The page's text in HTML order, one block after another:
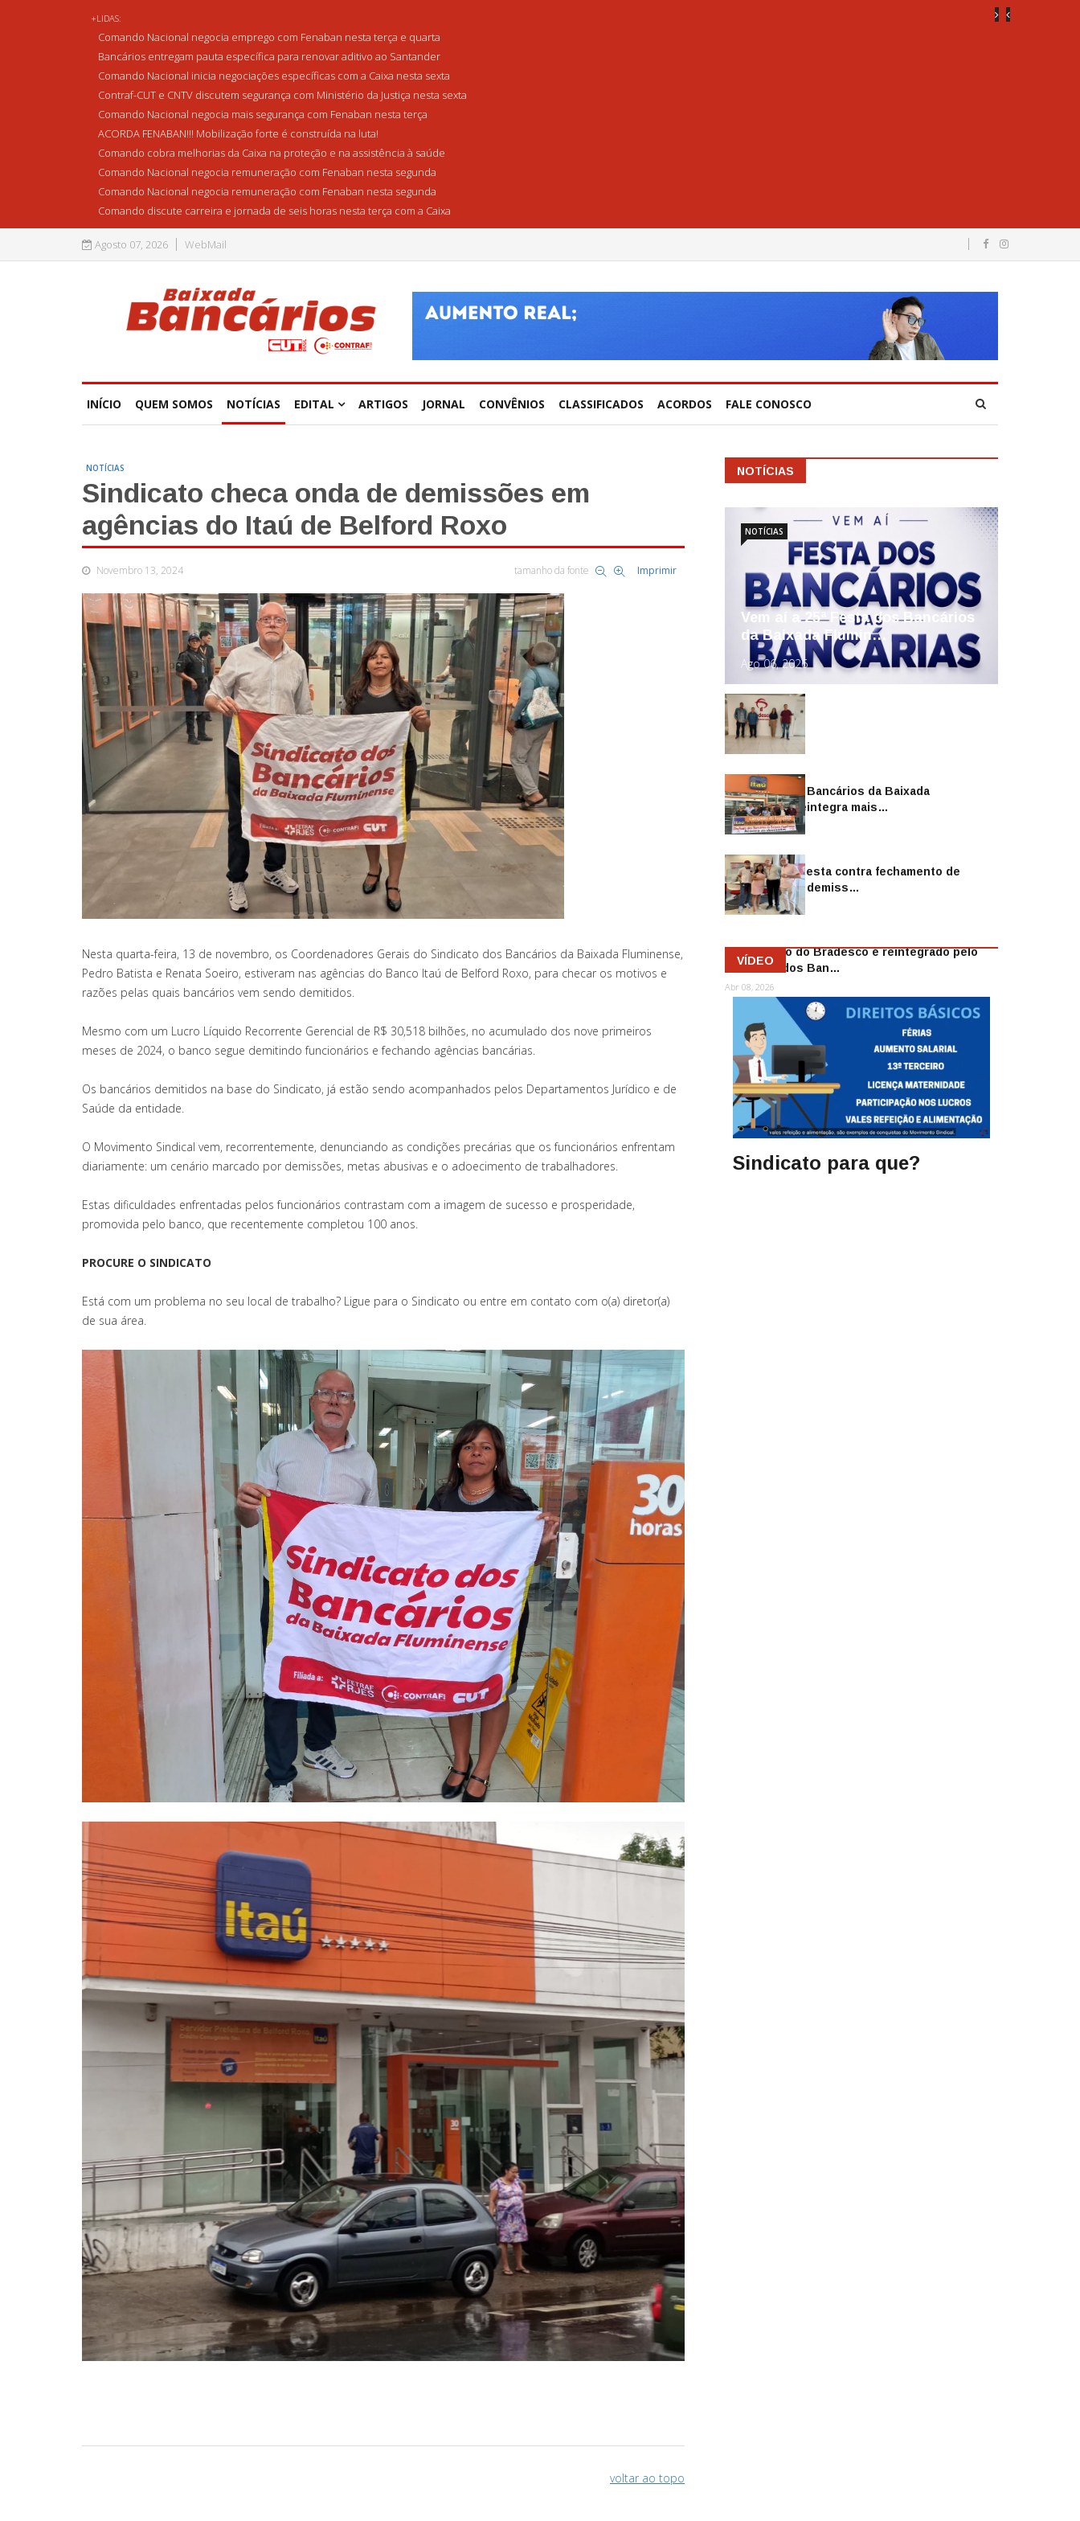
+LIDAS:
Comando Nacional negocia emprego com Fenaban nesta terça e quarta
Bancários entregam pauta específica para renovar aditivo ao Santander
Comando Nacional inicia negociações específicas com a Caixa nesta sexta
Contraf-CUT e CNTV discutem segurança com Ministério da Justiça nesta sexta
Comando Nacional negocia mais segurança com Fenaban nesta terça
ACORDA FENABAN!!! Mobilização forte é construída na luta!
Comando cobra melhorias da Caixa na proteção e na assistência à saúde
Comando Nacional negocia remuneração com Fenaban nesta segunda
Comando Nacional negocia remuneração com Fenaban nesta segunda
Comando discute carreira e jornada de seis horas nesta terça com a Caixa
Agosto 07, 2026 WebMail
INÍCIO QUEM SOMOS NOTÍCIAS EDITAL ARTIGOS JORNAL CONVÊNIOS CLASSIFICADOS ACORDOS FALE CONOSCO
NOTÍCIAS
Sindicato checa onda de demissões em
agências do Itaú de Belford Roxo
Novembro 13, 2024 tamanho da fonte Imprimir
Nesta quarta-feira, 13 de novembro, os Coordenadores Gerais do Sindicato dos Bancários da Baixada Fluminense,
Pedro Batista e Renata Soeiro, estiveram nas agências do Banco Itaú de Belford Roxo, para checar os motivos e
razões pelas quais bancários vem sendo demitidos.
Mesmo com um Lucro Líquido Recorrente Gerencial de R$ 30,518 bilhões, no acumulado dos nove primeiros
meses de 2024, o banco segue demitindo funcionários e fechando agências bancárias.
Os bancários demitidos na base do Sindicato, já estão sendo acompanhados pelos Departamentos Jurídico e de
Saúde da entidade.
O Movimento Sindical vem, recorrentemente, denunciando as condições precárias que os funcionários enfrentam
diariamente: um cenário marcado por demissões, metas abusivas e o adoecimento de trabalhadores.
Estas dificuldades enfrentadas pelos funcionários contrastam com a imagem de sucesso e prosperidade,
promovida pelo banco, que recentemente completou 100 anos.
PROCURE O SINDICATO
Está com um problema no seu local de trabalho? Ligue para o Sindicato ou entre em contato com o(a) diretor(a)
de sua área.
voltar ao topo
NOTÍCIAS
Vem aí a 25ª Festa dos Bancários
da Baixada Flumin…
Ago 06, 2026
NOTÍCIAS
Sindicato dos Bancários da Baixada
Fluminense reintegra mais…
Jul 14, 2026
Sindicato protesta contra fechamento de
agências e as demiss…
Mai 13, 2026
Funcionário do Bradesco é reintegrado pelo
Sindicato dos Ban…
Abr 08, 2026
VÍDEO
Sindicato para que?